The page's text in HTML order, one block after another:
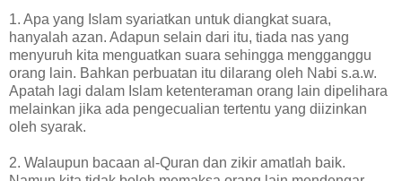
1. Apa yang Islam syariatkan untuk diangkat suara,
hanyalah azan. Adapun selain dari itu, tiada nas yang
menyuruh kita menguatkan suara sehingga mengganggu
orang lain. Bahkan perbuatan itu dilarang oleh Nabi s.a.w.
Apatah lagi dalam Islam ketenteraman orang lain dipelihara
melainkan jika ada pengecualian tertentu yang diizinkan
oleh syarak.
2. Walaupun bacaan al-Quran dan zikir amatlah baik.